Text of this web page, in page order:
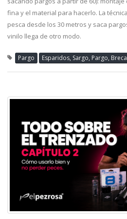
fina y el material para hacerlo. La
pesca desde los 30 metros y saca
vinilo llega de otro modo.
Pargo Esparidos, Sargo, Pargo, Breca